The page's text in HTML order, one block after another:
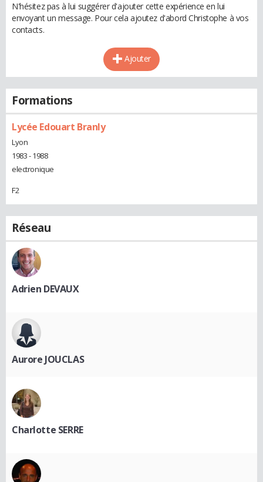
N'hésitez pas à lui suggérer d'ajouter cette expérience en lui
envoyant un message. Pour cela ajoutez d'abord Christophe à vos
contacts.
Ajouter
Formations
Lycée Edouart Branly
Lyon
1983 - 1988
electronique
F2
Réseau
Adrien DEVAUX
Aurore JOUCLAS
Charlotte SERRE